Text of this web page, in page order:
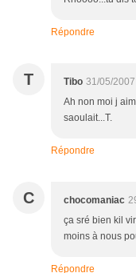
Répondre
T Tibo 31/05/
Ah non moi j
saoulait...T.
Répondre
C chocomaniac
ça sré bien kil
moins à nous
Répondre